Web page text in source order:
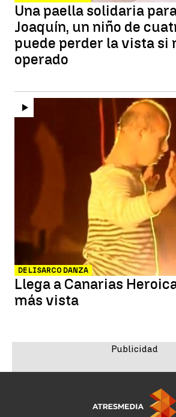
Una paella solidaria
Joaquín, un niño de
puede perder la vista si
operado
DE LISARCO DANZA
Llega a Canarias
más vista